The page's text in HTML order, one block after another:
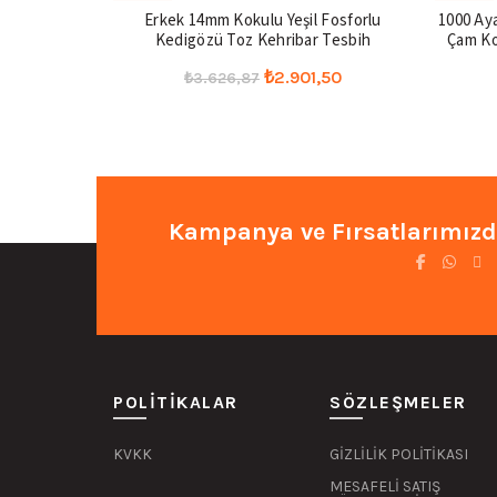
Erkek 14mm Kokulu Yeşil Fosforlu
Kedigözü Toz Kehribar Tesbih
₺3.626,87 Orijinal
₺2.901,50Şu
1000
Çam
Kampanya ve
POLITIKALAR
KVKK
SÖZLEŞMELER
GİZLİLİK POLİTİKASI
MESAFELİ SATIŞ